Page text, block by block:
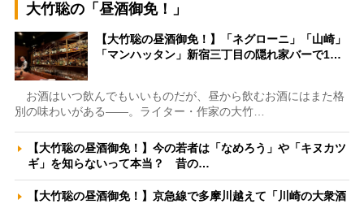
大竹聡の「昼酒御免！」
【大竹聡の昼酒御免！】「ネグローニ」「山崎」
「マンハッタン」新宿三丁目の隠れ家バーで1…
お酒はいつ飲んでもいいものだが、昼から飲むお酒にはまた格
別の味わいがある――。ライター・作家の大竹…
【大竹聡の昼酒御免！】今の若者は「なめろう」や「キヌカツ
ギ」を知らないって本当？ 昔の…
【大竹聡の昼酒御免！】京急線で多摩川越えて「川崎の大衆酒